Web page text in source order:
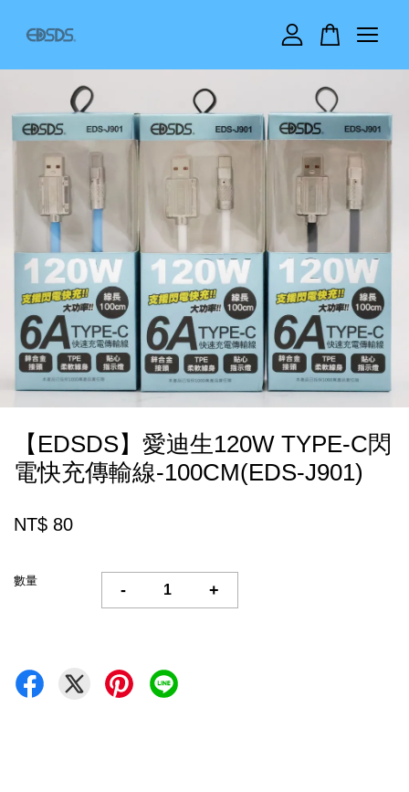
【EDSDS】愛迪生120W TYPE-C閃
電快充傳輸線-100CM(EDS-J901)
NT$ 80
數量
- +
您的購物車目前還是空的。